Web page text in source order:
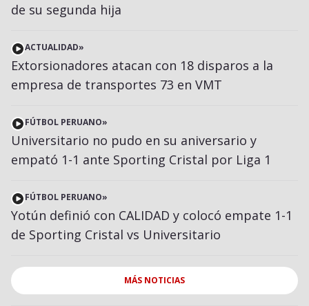
de su segunda hija
ACTUALIDAD»
Extorsionadores atacan con 18 disparos a la
empresa de transportes 73 en VMT
FÚTBOL PERUANO»
Universitario no pudo en su aniversario y
empató 1-1 ante Sporting Cristal por Liga 1
FÚTBOL PERUANO»
Yotún definió con CALIDAD y colocó empate 1-1
de Sporting Cristal vs Universitario
MÁS NOTICIAS